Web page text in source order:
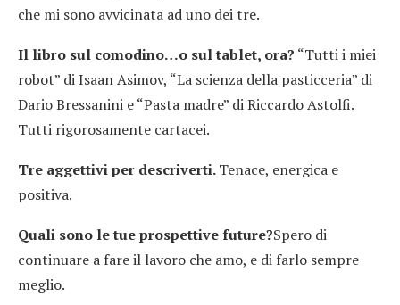
che mi sono avvicinata ad uno dei tre.
Il libro sul comodino…o sul tablet, ora? “Tutti i miei
robot” di Isaan Asimov, “La scienza della pasticceria” di
Dario Bressanini e “Pasta madre” di Riccardo Astolfi.
Tutti rigorosamente cartacei.
Tre aggettivi per descriverti.Tenace, energica e
positiva.
Quali sono le tue prospettive future?Spero di
continuare a fare il lavoro che amo, e di farlo sempre
meglio.